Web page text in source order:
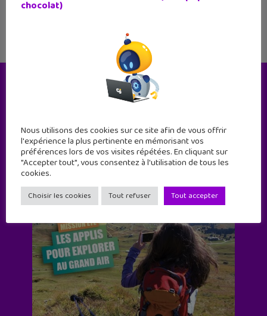
Le magazine
chocolat)
Nous utilisons des cookies sur ce site afin de vous offrir
l'expérience la plus pertinente en mémorisant vos
préférences lors de vos visites répétées. En cliquant sur
"Accepter tout", vous consentez à l'utilisation de tous les
cookies.
Choisir les cookies Tout refuser Tout accepter